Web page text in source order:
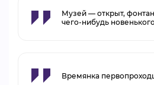
Музей — открыт,
чего-нибудь
Времянка